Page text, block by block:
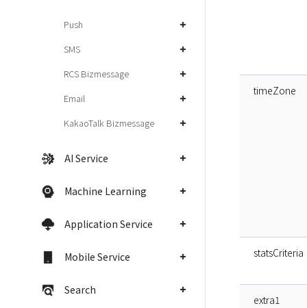
Push
SMS
RCS Bizmessage
Email
KakaoTalk Bizmessage
AI Service
Machine Learning
Application Service
Mobile Service
Search
timeZone
statsCriteria
extra1